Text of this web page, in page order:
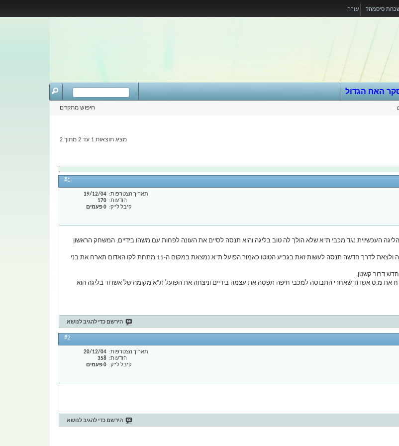
עזרה סיסמה?
האח הגדול
חיפוש מתקדם
מציג תוצאות 1 עד 2 מתוך 2
#1
תאריך הצטרפות
19/12/04
הודעות
170
קיבל לייק
0 פעמים
העכשיוית נגד מכבי ת"א שלא הולך לה טוב בליגה והיא תנסה לסיים את העונה לפחות עם משהו בידיים, המשחק הראשון
מפגשים נוספים: הפועל ת"א אחרי ההפסד למ.ס אשדוד צריכה לתפוס את עצמה ולצאת לדרך חדשה תנסה לעשות זאת בגביע הטוטו כאמור הפועל ת"א נמצאת במקום ה-11 מתחת לקו האדום תארח את בני
דרור קשטן.
את מ.ס אשדוד שאחרי התבוסה למכבי חיפה תפסה את עצמה בידיים וניצחה את הפועל ת"א מקומה של אשדוד בליגה הוא
הירשם כדי להגיב לנושא
#2
תאריך הצטרפות
20/12/04
הודעות
358
קיבל לייק
0 פעמים
הירשם כדי להגיב לנושא